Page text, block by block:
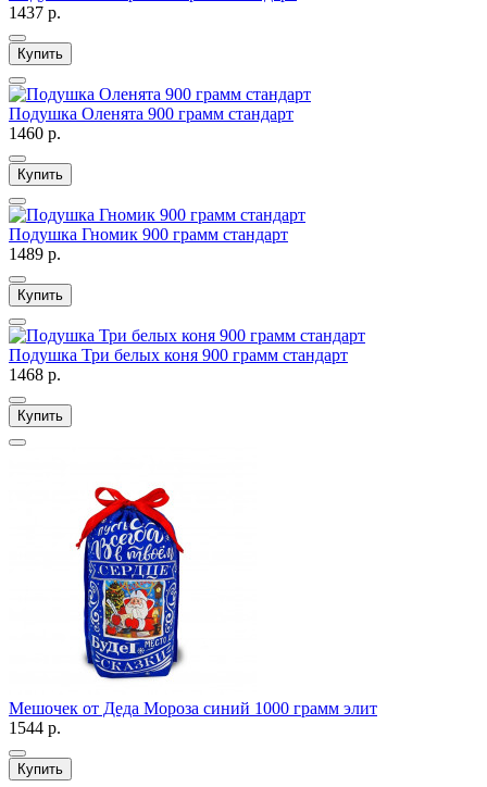
1437 р.
Купить
Подушка Оленята 900 грамм стандарт
1460 р.
Купить
Подушка Гномик 900 грамм стандарт
1489 р.
Купить
Подушка Три белых коня 900 грамм стандарт
1468 р.
Купить
Мешочек от Деда Мороза синий 1000 грамм элит
1544 р.
Купить